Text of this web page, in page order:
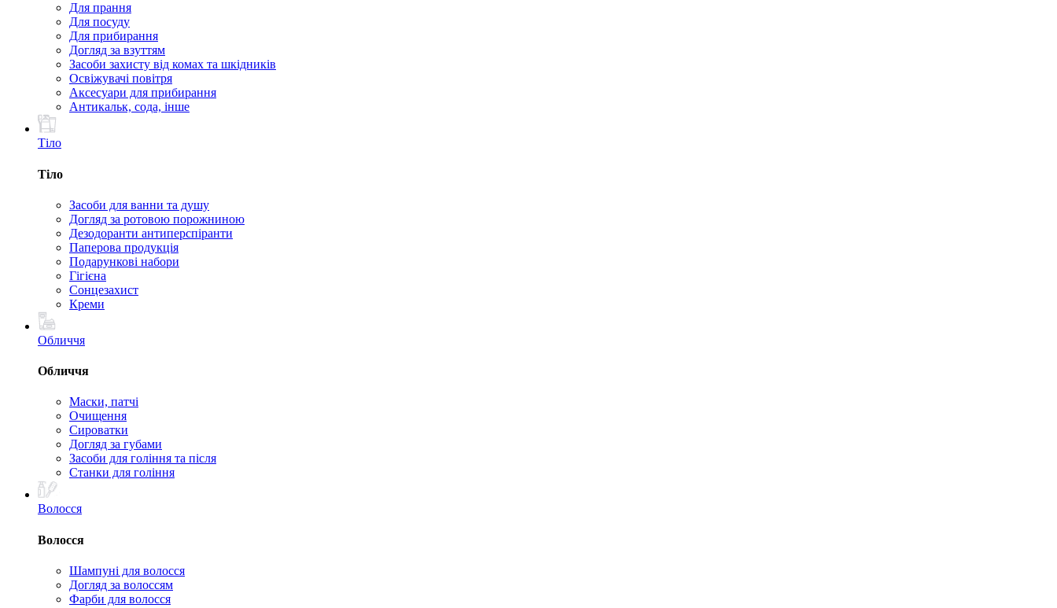
Для прання
Для посуду
Для прибирання
Догляд за взуттям
Засоби захисту від комах та шкідників
Освіжувачі повітря
Аксесуари для прибирання
Антикальк, сода, інше
Тіло
Тіло
Засоби для ванни та душу
Догляд за ротовою порожниною
Дезодоранти антиперспіранти
Паперова продукція
Подарункові набори
Гігієна
Сонцезахист
Креми
Обличчя
Обличчя
Маски, патчі
Очищення
Сироватки
Догляд за губами
Засоби для гоління та після
Станки для гоління
Волосся
Волосся
Шампуні для волосся
Догляд за волоссям
Фарби для волосся